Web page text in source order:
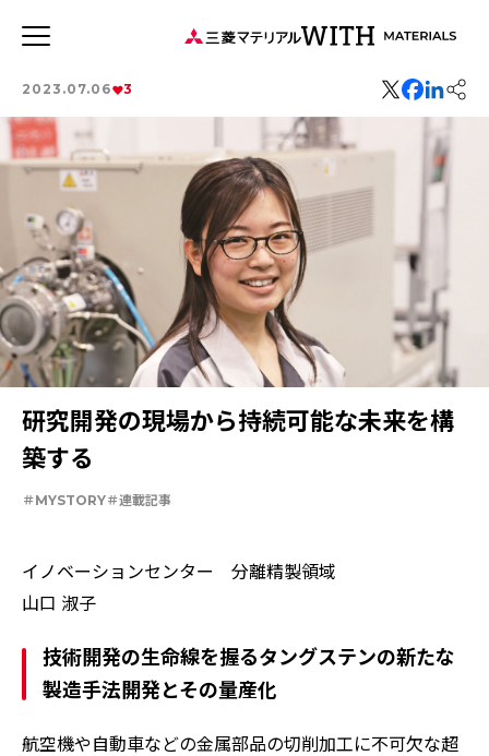
JP
タグから探す
特集：循環に価値を。
特集：世界のものづくりの力になる
特集：可能性の素材「タングステン」を世界へ
ソザイのヒミツ
森とマテリアル
三菱マテリアルのある街を訪ねて
安全への取り組み
健康経営
社会をつくる素材の力
Rycycling
特集：地熱発電への挑戦
MYSTORY
特集：技術の力で未来をつくる
特集：カーボンニュートラルに挑む
特集：金属と社会を、クリーンにつくり出す
資源循環
リサイクル
2023.07.06 3
研究開発の現場から持続可能な未来を構
築する
MYSTORY 連載記事
イノベーションセンター 分離精製領域
山口 淑子
技術開発の生命線を握るタングステンの新たな
製造手法開発とその量産化
航空機や自動車などの金属部品の切削加工に不可欠な超